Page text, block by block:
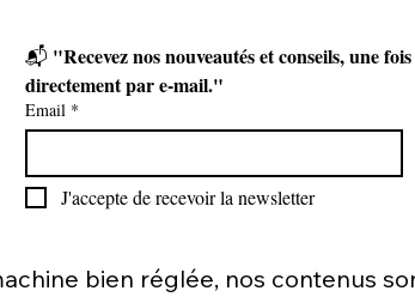
📬 "Recevez nos nouveautés et conseils, une
directement par e-mail."
Email *
J'accepte de recevoir la newsletter
bien réglée, nos contenus